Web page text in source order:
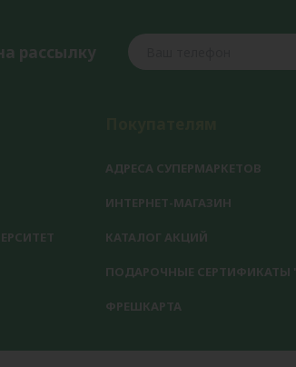
рассылку
АДРЕСА СУПЕРМАРКЕТОВ
ИНТЕРНЕТ-МАГАЗИН
КАТАЛОГ АКЦИЙ
ПОДАРОЧНЫЕ СЕРТИФИКАТЫ
ФРЕШКАРТА